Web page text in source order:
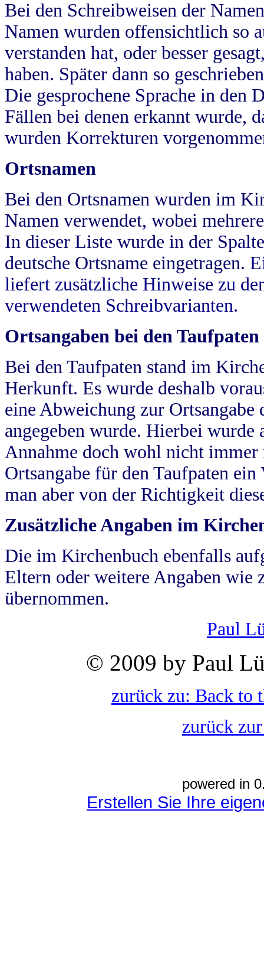
Bei den Schreibweisen der
Namen wurden offensichtlich so
verstanden hat, oder besser
haben. Später dann so
Die gesprochene Sprache in
Fällen bei denen erkannt wurde,
wurden Korrekturen
Ortsnamen
Bei den Ortsnamen wurden im
Namen verwendet, wobei
In dieser Liste wurde in der
deutsche Ortsname eingetragen.
liefert zusätzliche Hinweise zu
verwendeten Schreibvarianten.
Ortsangaben bei den Taufpaten
Bei den Taufpaten stand im
Herkunft. Es wurde deshalb
eine Abweichung zur
angegeben wurde. Hierbei wurde
Annahme doch wohl nicht
Ortsangabe für den Taufpaten
man aber von der Richtigkeit
Zusätzliche Angaben im
Die im Kirchenbuch ebenfalls
Eltern oder weitere Angaben wie
übernommen.
Paul
© 2009 by Paul
zurück zu: Back to
zurück
powered in
Erstellen Sie Ihre